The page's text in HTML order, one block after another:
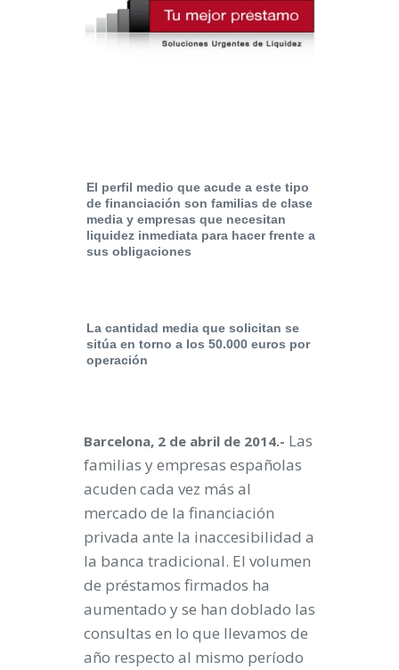
El perfil medio que acude a este tipo
de financiación son familias de clase
media y empresas que necesitan
liquidez inmediata para hacer frente a
sus obligaciones
La cantidad media que solicitan se
sitúa en torno a los 50.000 euros por
operación
Barcelona, 2 de abril de 2014.- Las
familias y empresas españolas
acuden cada vez más al
mercado de la financiación
privada ante la inaccesibilidad a
la banca tradicional. El volumen
de préstamos firmados ha
aumentado y se han doblado las
consultas en lo que llevamos de
año respecto al mismo período